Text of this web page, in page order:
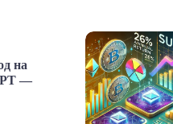
Odnoklassniki
на
—